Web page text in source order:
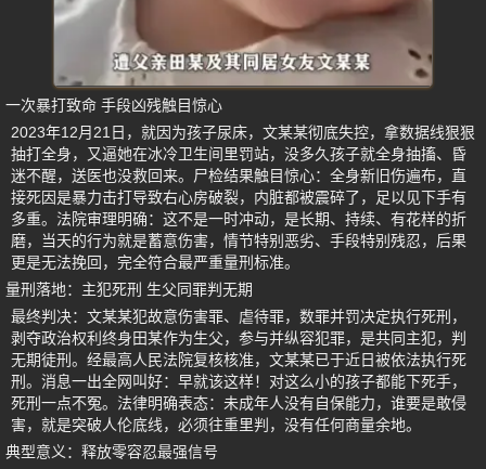
一次暴打致命 手段凶残触目惊心
2023年12月21日，就因为孩子尿床，文某某彻底失控，拿数据线狠狠
抽打全身，又逼她在冰冷卫生间里罚站，没多久孩子就全身抽搐、昏
迷不醒，送医也没救回来。尸检结果触目惊心：全身新旧伤遍布，直
接死因是暴力击打导致右心房破裂，内脏都被震碎了，足以见下手有
多重。法院审理明确：这不是一时冲动，是长期、持续、有花样的折
磨，当天的行为就是蓄意伤害，情节特别恶劣、手段特别残忍，后果
更是无法挽回，完全符合最严重量刑标准。
量刑落地：主犯死刑 生父同罪判无期
最终判决：文某某犯故意伤害罪、虐待罪，数罪并罚决定执行死刑，
剥夺政治权利终身田某作为生父，参与并纵容犯罪，是共同主犯，判
无期徒刑。经最高人民法院复核核准，文某某已于近日被依法执行死
刑。消息一出全网叫好：早就该这样！对这么小的孩子都能下死手，
死刑一点不冤。法律明确表态：未成年人没有自保能力，谁要是敢侵
害，就是突破人伦底线，必须往重里判，没有任何商量余地。
典型意义：释放零容忍最强信号